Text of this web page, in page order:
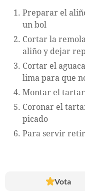
Preparar el
un bol
Cortar la
aliño y dejar
Cortar el
lima para que
Montar el tartar
Coronar el
picado
Para servir
Vota